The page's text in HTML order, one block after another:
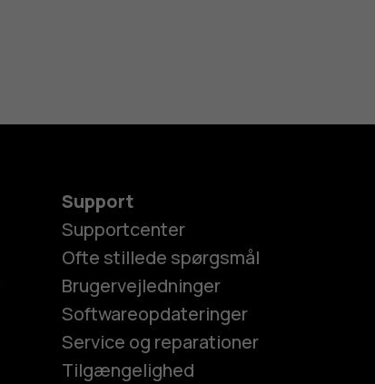
Support
Supportcenter
Ofte stillede spørgsmål
Brugervejledninger
Softwareopdateringer
Service og reparationer
Tilgængelighed